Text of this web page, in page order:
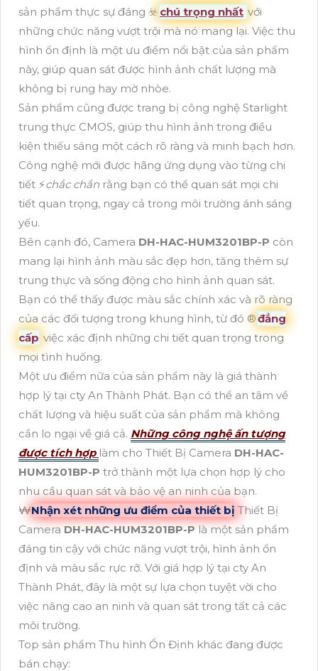
sản phẩm thực sự đáng ☣️ chú trọng nhất với
những chức năng vượt trội mà nó mang lại. Việc thu
hình ổn định là một ưu điểm nổi bật của sản phẩm
này, giúp quan sát được hình ảnh chất lượng mà
không bị rung hay mờ nhòe.
Sản phẩm cũng được trang bị công nghệ Starlight
trung thực CMOS, giúp thu hình ảnh trong điều
kiện thiếu sáng một cách rõ ràng và minh bạch hơn.
Công nghệ mới được hãng ứng dụng vào từng chi
tiết ️⚡chắc chắn rằng bạn có thể quan sát mọi chi
tiết quan trọng, ngay cả trong môi trường ánh sáng
yếu.
Bên cạnh đó, Camera DH-HAC-HUM3201BP-P còn
mang lại hình ảnh màu sắc đẹp hơn, tăng thêm sự
trung thực và sống động cho hình ảnh quan sát.
Bạn có thể thấy được màu sắc chính xác và rõ ràng
của các đối tượng trong khung hình, từ đó ®️đẳng
cấp việc xác định những chi tiết quan trọng trong
mọi tình huống.
Một ưu điểm nữa của sản phẩm này là giá thành
hợp lý tại cty An Thành Phát. Bạn có thể an tâm về
chất lượng và hiệu suất của sản phẩm mà không
cần lo ngại về giá cả. Những công nghệ ấn tượng
được tích hợp làm cho Thiết Bị Camera DH-HAC-
HUM3201BP-P trở thành một lựa chọn hợp lý cho
nhu cầu quan sát và bảo vệ an ninh của bạn.
₩Nhận xét những ưu điểm của thiết bị Thiết Bị
CameraDH-HAC-HUM3201BP-Plà một sản phẩm
đáng tin cậy với chức năng vượt trội, hình ảnh ổn
định và màu sắc rực rỡ. Với giá hợp lý tại cty An
Thành Phát, đây là một sự lựa chọn tuyệt vời cho
việc nâng cao an ninh và quan sát trong tất cả các
môi trường.
Top sản phẩm Thu hình Ổn Định khác đang được
bán chạy: